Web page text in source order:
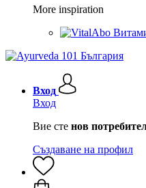
More inspiration
Вход
Вход
Вие сте нов
Създаване на профил